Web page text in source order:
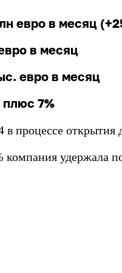
евро в месяц
в месяц
евро в месяц
плюс 7%
в процессе открытия
компания удержала